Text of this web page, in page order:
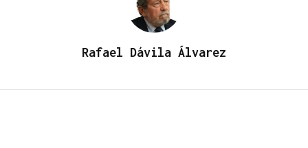
Rafael Dávila Álvarez